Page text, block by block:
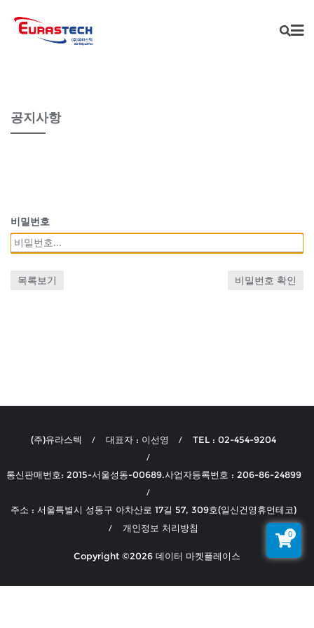
공지사항
비밀번호
목록보기 비밀번호 확인
(주)유라스텍 대표자 : 이선영 TEL : 02-454-9204
통신판매번호: 2015-서울성동-00689.사업자등록번호 : 206-86-24899
주소 : 서울특별시 성동구 아차산로 17길 57, 309호(일신건영휴먼테코)
개인정보 처리방침
Copyright ©2026 데이터 마켓플레이스
0